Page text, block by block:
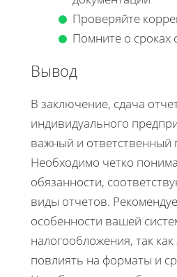
Проверяйте
Помните о сроках
Вывод
В заключение, сдача
индивидуального
важный и ответственный
Необходимо четко
обязанности,
виды отчетов.
особенности вашей
налогообложения, так
повлиять на форматы и